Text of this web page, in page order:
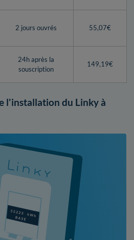
2 jours ouvrés 55,07€
24h après la
souscription
149,19€
l'installation du Linky à